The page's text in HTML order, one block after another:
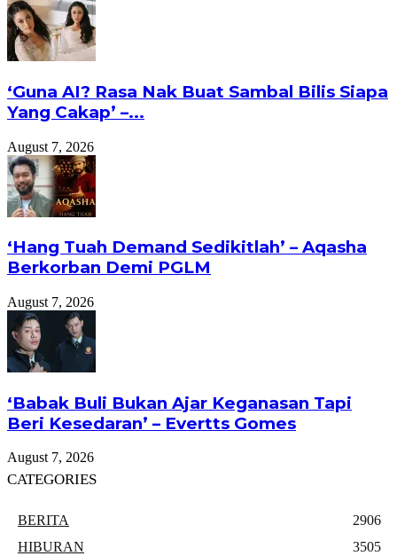
‘Guna AI? Rasa Nak Buat Sambal Bilis Siapa
Yang Cakap’ –...
August 7, 2026
‘Hang Tuah Demand Sedikitlah’ – Aqasha
Berkorban Demi PGLM
August 7, 2026
‘Babak Buli Bukan Ajar Keganasan Tapi
Beri Kesedaran’ – Evertts Gomes
August 7, 2026
CATEGORIES
BERITA
2906
HIBURAN
3505